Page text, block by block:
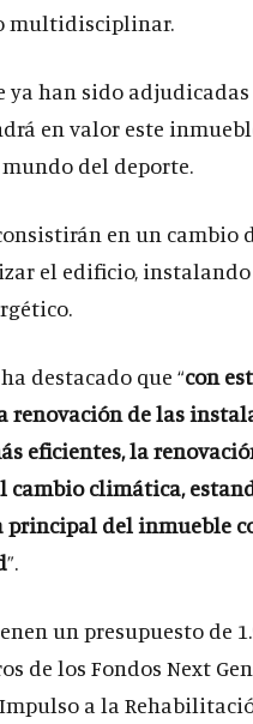
multidisciplinar.
ya han sido
en valor este
del deporte.
en un cambio
el edificio,
destacado que “con
renovación de las
eficientes, la
cambio climática,
principal del inmueble
”.
un presupuesto de
de los Fondos Next
a la